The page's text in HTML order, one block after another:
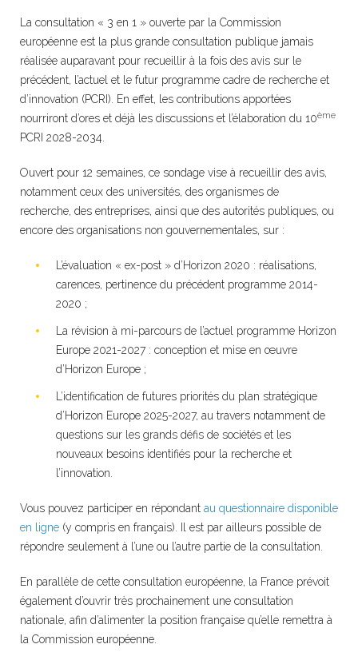
La consultation « 3 en 1 » ouverte par la Commission
européenne est la plus grande consultation publique jamais
réalisée auparavant pour recueillir à la fois des avis sur le
précédent, l’actuel et le futur programme cadre de recherche et
d’innovation (PCRI). En effet, les contributions apportées
nourriront d’ores et déjà les discussions et l’élaboration du 10ème
PCRI 2028-2034.
Ouvert pour 12 semaines, ce sondage vise à recueillir des avis,
notamment ceux des universités, des organismes de
recherche, des entreprises, ainsi que des autorités publiques, ou
encore des organisations non gouvernementales, sur :
L’évaluation « ex-post » d’Horizon 2020 : réalisations,
carences, pertinence du précédent programme 2014-
2020 ;
La révision à mi-parcours de l’actuel programme Horizon
Europe 2021-2027 : conception et mise en œuvre
d’Horizon Europe ;
L’identification de futures priorités du plan stratégique
d’Horizon Europe 2025-2027, au travers notamment de
questions sur les grands défis de sociétés et les
nouveaux besoins identifiés pour la recherche et
l’innovation.
Vous pouvez participer en répondant au questionnaire disponible
en ligne (y compris en français). Il est par ailleurs possible de
répondre seulement à l’une ou l’autre partie de la consultation.
En parallèle de cette consultation européenne, la France prévoit
également d’ouvrir très prochainement une consultation
nationale, afin d’alimenter la position française qu’elle remettra à
la Commission européenne.